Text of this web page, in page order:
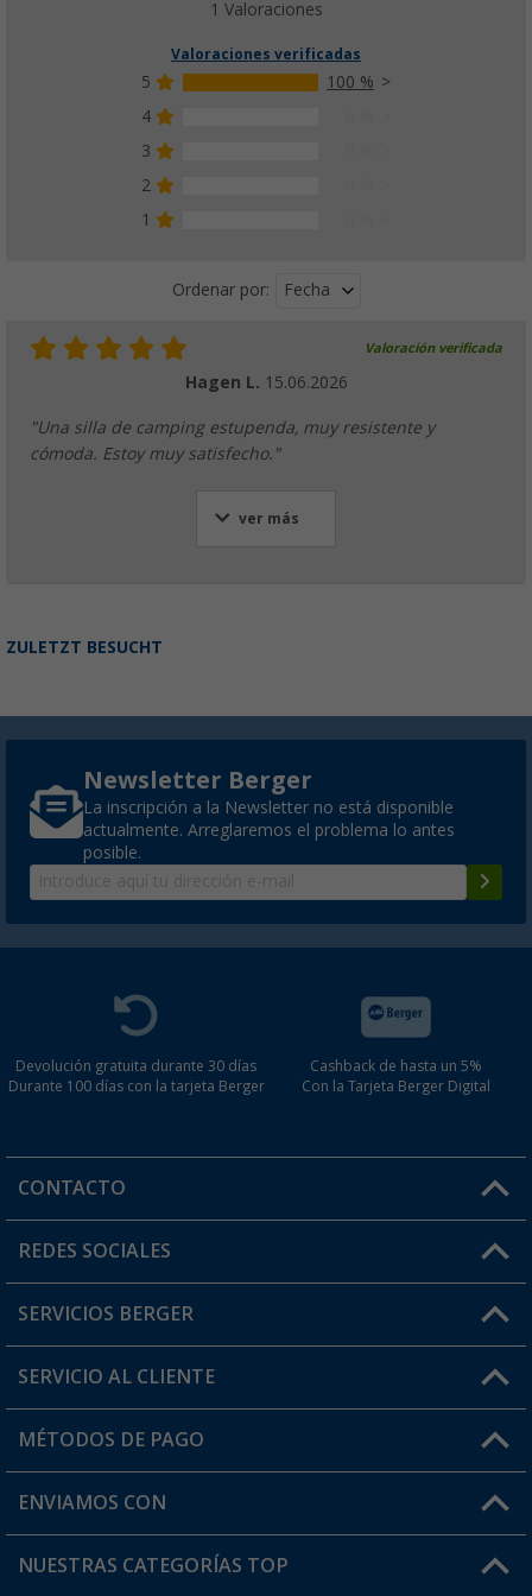
22, 99€
1 Valoraciones
Valoraciones verificadas
5
100 %
4
3
2
1
Ordenar por: Fecha
Valoración verificada
Hagen L. 15.06.2026
"Una silla de camping estupenda, muy resistente y
cómoda. Estoy muy satisfecho."
ver más
ZULETZT BESUCHT
Newsletter Berger
La inscripción a la Newsletter no está disponible
actualmente. Arreglaremos el problema lo antes
posible.
Devolución gratuita durante 30 días
Durante 100 días con la tarjeta Berger
Cashback de hasta un 5%
Con la Tarjeta Berger Digital
CONTACTO
Horario de atención al cliente:
¿Tienes alguna duda?
REDES SOCIALES
SERVICIOS BERGER
Conviértete en distribuidor
Mi cuenta
Tarjeta Berger Digital
SERVICIO AL CLIENTE
FAQ y Contacto
Información de envío
MÉTODOS DE PAGO
ENVIAMOS CON
NUESTRAS CATEGORÍAS TOP